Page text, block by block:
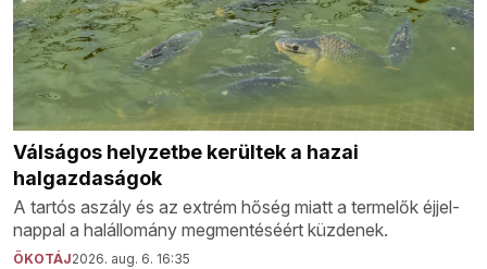
Válságos helyzetbe kerültek a hazai
halgazdaságok
A tartós aszály és az extrém hőség miatt a termelők éjjel-
nappal a halállomány megmentéséért küzdenek.
ÖKOTÁJ2026. aug. 6. 16:35